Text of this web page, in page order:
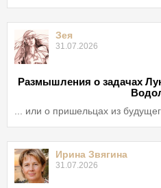
Зея
31.07.2026
Размышления о задачах
... или о пришельцах из
Ирина Звягина
31.07.2026